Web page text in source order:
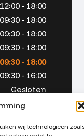
wij technologieën zoals
12:00 - 18:00
09:30 - 18:00
09:30 - 18:00
09:30 - 18:00
09:30 - 18:00
09:30 - 16:00
Gesloten